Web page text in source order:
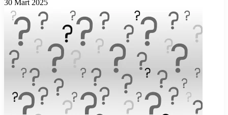
30 Mart 2025